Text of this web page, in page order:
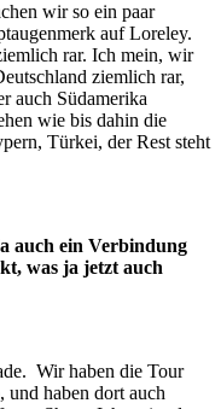
wir so ein paar
auf Loreley.
rar. Ich mein, wir
ziemlich rar,
auch Südamerika
wie bis dahin die
Türkei, der Rest steht
auch ein Verbindung
was ja jetzt auch
Wir haben die Tour
und haben dort auch